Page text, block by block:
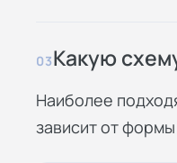
03Какую
Наиболее
зависит от